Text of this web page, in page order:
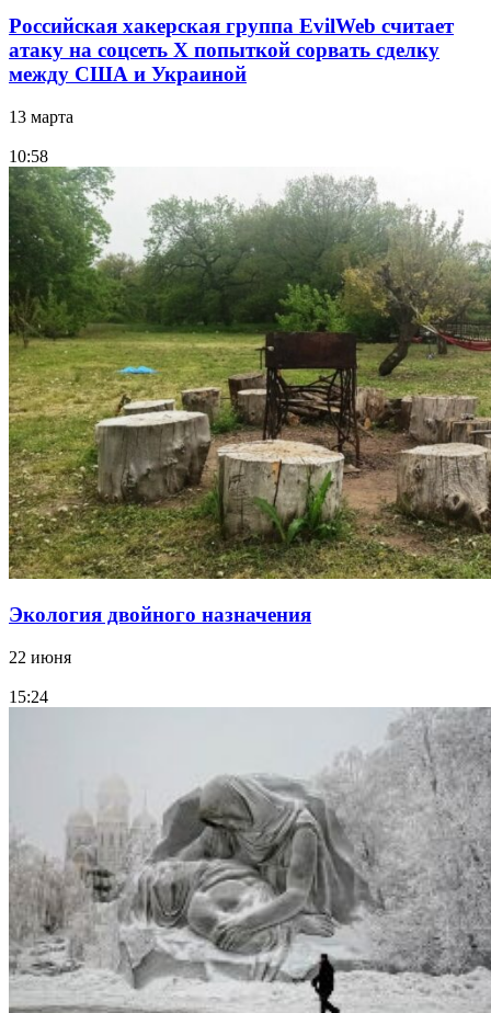
Российская хакерская группа EvilWeb считает
атаку на соцсеть Х попыткой сорвать сделку
между США и Украиной
13 марта
10:58
Экология двойного назначения
22 июня
15:24